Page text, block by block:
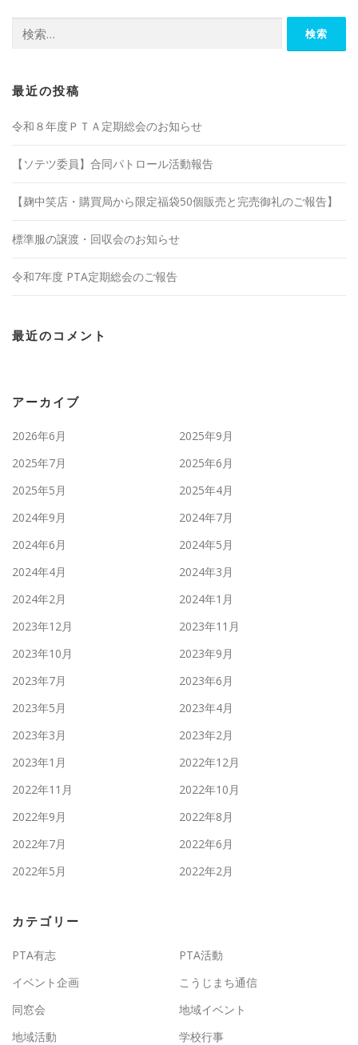
最近の投稿
令和８年度ＰＴＡ定期総会のお知らせ
【ソテツ委員】合同パトロール活動報告
【麹中笑店・購買局から限定福袋50個販売と完売御礼のご報告】
標準服の譲渡・回収会のお知らせ
令和7年度 PTA定期総会のご報告
最近のコメント
アーカイブ
2026年6月
2025年9月
2025年7月
2025年6月
2025年5月
2025年4月
2024年9月
2024年7月
2024年6月
2024年5月
2024年4月
2024年3月
2024年2月
2024年1月
2023年12月
2023年11月
2023年10月
2023年9月
2023年7月
2023年6月
2023年5月
2023年4月
2023年3月
2023年2月
2023年1月
2022年12月
2022年11月
2022年10月
2022年9月
2022年8月
2022年7月
2022年6月
2022年5月
2022年2月
カテゴリー
PTA有志
PTA活動
イベント企画
こうじまち通信
同窓会
地域イベント
地域活動
学校行事